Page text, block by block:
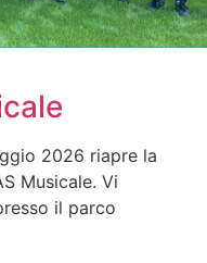
2026 riapre la
Musicale. Vi
il parco